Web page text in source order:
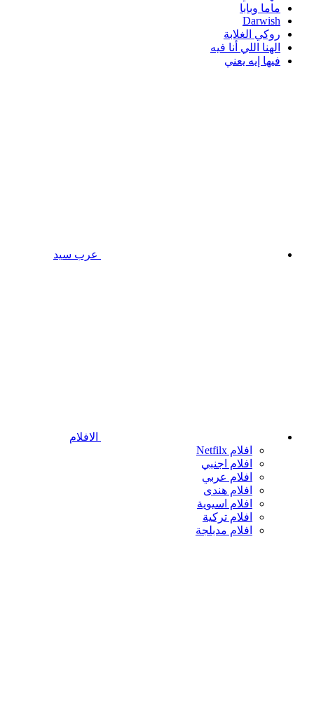
ماما وبابا
Darwish
روكي الغلابة
الهنا اللي أنا فيه
فيها إيه يعني
عرب سيد
الافلام
افلام Netfilx
افلام اجنبي
افلام عربي
افلام هندى
افلام اسيوية
افلام تركية
افلام مدبلجة